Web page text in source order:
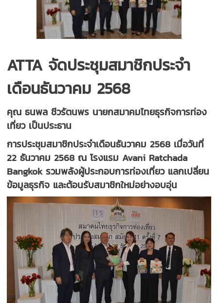
ATTA จัดประชุมสมาชิกประจำ
เดือนธันวาคม 2568
คุณ ธนพล ชีวรัตนพร นายกสมาคมไทยธุรกิจการท่อง
เที่ยว เป็นประธาน
การประชุมสมาชิกประจำเดือนธันวาคม 2568 เมื่อวันที่
22 ธันวาคม 2568 ณ โรงแรม Avani Ratchada
Bangkok รวมพลังผู้ประกอบการท่องเที่ยว แลกเปลี่ยน
ข้อมูลธุรกิจ และต้อนรับสมาชิกใหม่อย่างอบอุ่น